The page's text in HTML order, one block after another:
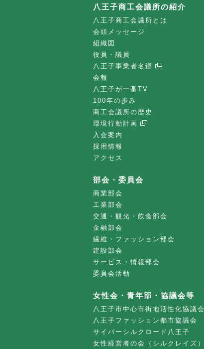
八王子商工会議所の紹介
八王子商工会議所とは
会頭メッセージ
組織図
役員・議員
八王子事業者名鑑
会報
八王子が一番TV
100年の歩み
商工会議所の歴史
環境行動計画
入会案内
採用情報
アクセス
部会・委員会
商業部会
工業部会
交通・観光・飲食部会
金融部会
繊維・ファッション部会
建設部会
サービス・情報部会
委員会活動
女性会・青年部・協議会等
八王子市中心市街地活性化協議会
八王子ファッション都市協議会
サイバーシルクロード八王子
女性経営者の会（シルクレイズ）